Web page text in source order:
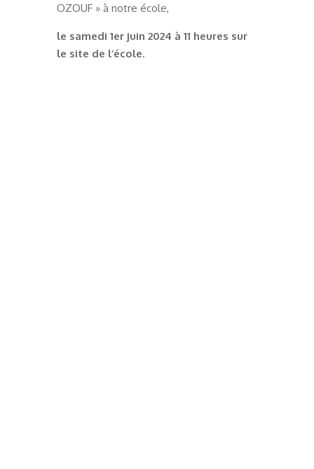
OZOUF » à notre école,
le samedi 1er juin 2024 à 11 heures sur
le site de l’école.